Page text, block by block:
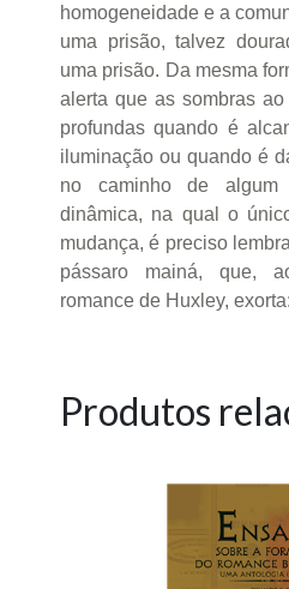
homogeneidade e a
uma prisão, talvez
uma prisão. Da mesma
alerta que as sombras
profundas quando é
iluminação ou quando é
no caminho de algum
dinâmica, na qual o
mudança, é preciso
pássaro mainá, que,
romance de Huxley,
Produtos